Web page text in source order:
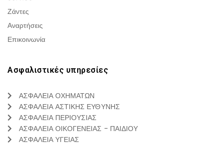
Ζάντες
Αναρτήσεις
Επικοινωνία
Ασφαλιστικές υπηρεσίες
ΑΣΦΑΛΕΙΑ ΟΧΗΜΑΤΩΝ
ΑΣΦΑΛΕΙΑ ΑΣΤΙΚΗΣ ΕΥΘΥΝΗΣ
ΑΣΦΑΛΕΙΑ ΠΕΡΙΟΥΣΙΑΣ
ΑΣΦΑΛΕΙΑ ΟΙΚΟΓΕΝΕΙΑΣ - ΠΑΙΔΙΟΥ
ΑΣΦΑΛΕΙΑ ΥΓΕΙΑΣ